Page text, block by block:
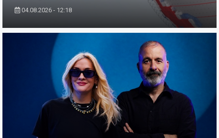
04.08.2026 - 12:18